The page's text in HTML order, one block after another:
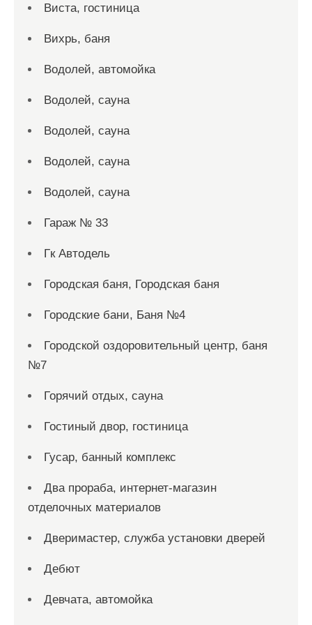
Виста, гостиница
Вихрь, баня
Водолей, автомойка
Водолей, сауна
Водолей, сауна
Водолей, сауна
Водолей, сауна
Гараж № 33
Гк Автодель
Городская баня, Городская баня
Городские бани, Баня №4
Городской оздоровительный центр, баня
№7
Горячий отдых, сауна
Гостиный двор, гостиница
Гусар, банный комплекс
Два прораба, интернет-магазин
отделочных материалов
Дверимастер, служба установки дверей
Дебют
Девчата, автомойка